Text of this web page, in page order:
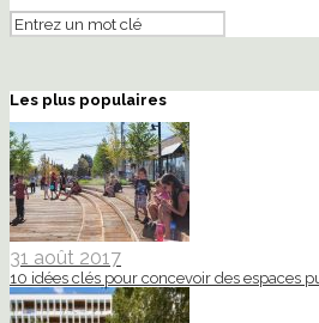
Les plus populaires
31 août 2017
10 idées clés pour concevoir des espaces